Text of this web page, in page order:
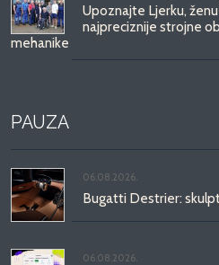
Upoznajte Ljerku,
najpreciznije strojne
mehanike
PAUZA
06.08.2026.
Bugatti Destrier:
06.08.2026.